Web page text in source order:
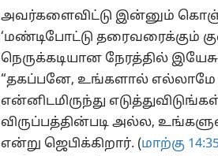
அவர்களைவிட்டு இன்னும்
‘மண்டிபோட்டு தரைவரைக்கும்
நெருக்கடியான நேரத்தில்
“தகப்பனே, உங்களால் எல்லாமே
என்னிடமிருந்து
விருப்பத்தின்படி அல்ல,
என்று ஜெபிக்கிறார். (மாற்கு